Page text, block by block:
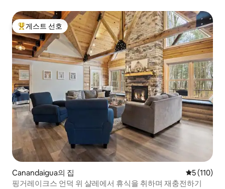
상위 게스트 선호
게스트 선호
Canandaigua의 집 평점 5점(5
5 (110)
핑거레이크스 언덕 위 샬레에서 휴식을 취하며 재충전하기